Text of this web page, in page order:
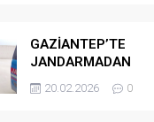
GAZİANTEP’TE
JANDARMADAN
GÖÇMEN
KAÇAKÇILARINA
20.02.2026 0